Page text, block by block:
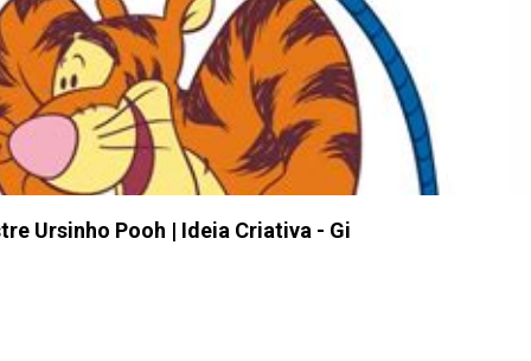
Ursinho Pooh | Ideia Criativa - Gi